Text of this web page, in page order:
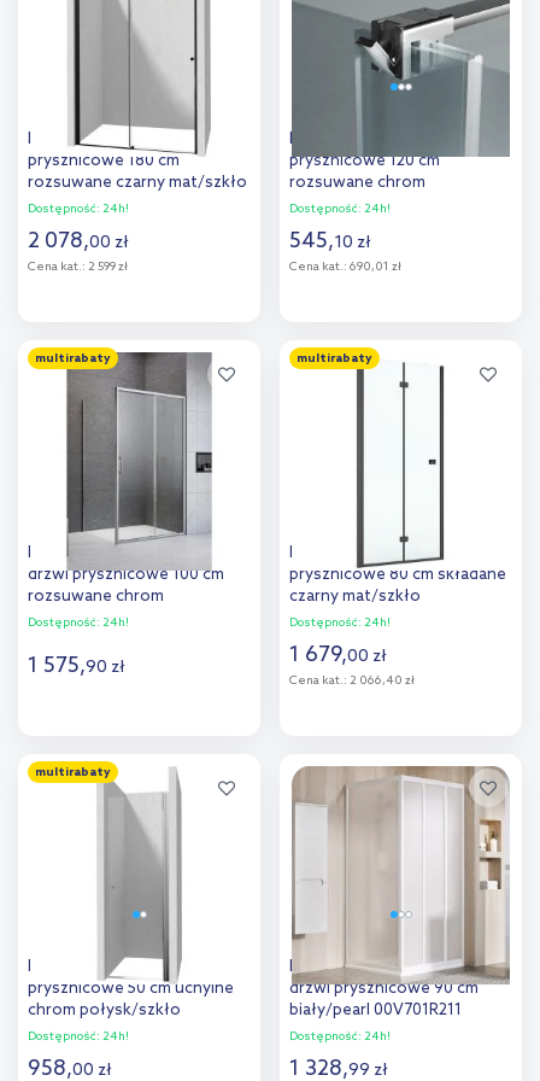
Deante Kerria Plus drzwi
prysznicowe 180 cm
rozsuwane czarny mat/szkło
przezroczyste KTSPN18P
Dostępność: 24h!
2 078,00 zł
Cena kat.: 2 599 zł
Dodaj do
porównania
Excellent Ortigo drzwi
prysznicowe 120 cm
rozsuwane chrom
połysk/szkło przezroczyste
Dostępność: 24h!
545,10 zł
Cena kat.: 690,01 zł
Dodaj do
multirabaty
Radaway Premium Pro KDJ
drzwi prysznicowe 100 cm
rozsuwane chrom
połysk/szkło przezroczyste
Dostępność: 24h!
1 575,90 zł
Dodaj do
porównania
multirabaty
Roca Capital drzwi
prysznicowe 80 cm składane
czarny mat/szkło
przezroczyste AM4508016M
Dostępność: 24h!
1 679,00 zł
Cena kat.: 2 066,40 zł
Dodaj do
multirabaty
Deante Kerria Plus drzwi
prysznicowe 50 cm uchylne
chrom połysk/szkło
przezroczyste KTSW045P
Dostępność: 24h!
958,00 zł
Ravak Supernova ASDP3-90
drzwi prysznicowe 90 cm
biały/pearl 00V701R211
Dostępność: 24h!
1 328,99 zł